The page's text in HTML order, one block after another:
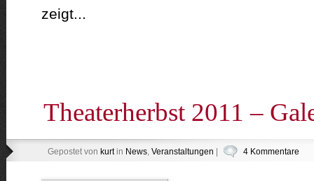
zeigt...
Theaterherbst 2011 –
Gepostet von kurtin News, Veranstaltungen 4 Kommentare